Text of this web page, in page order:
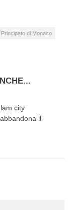
Principato di Monaco
city
il